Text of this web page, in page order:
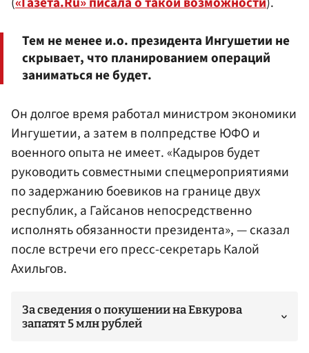
Тем не менее и.о. президента Ингушетии не
скрывает, что планированием операций
заниматься не будет.
Он долгое время работал министром экономики
Ингушетии, а затем в полпредстве ЮФО и
военного опыта не имеет. «Кадыров будет
руководить совместными спецмероприятиями
по задержанию боевиков на границе двух
республик, а Гайсанов непосредственно
исполнять обязанности президента», — сказал
после встречи его пресс-секретарь Калой
Ахильгов.
За сведения о покушении на Евкурова
запатят 5 млн рублей